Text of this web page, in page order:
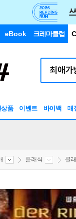
eBook 크레마클럽
상품 이벤트 바이백 매
클래식 클